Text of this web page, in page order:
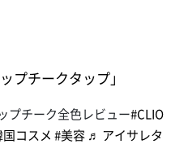
プチークタップ」
プチーク全色レビュー#CLIO
コスメ #美容 ♬ アイサレタ